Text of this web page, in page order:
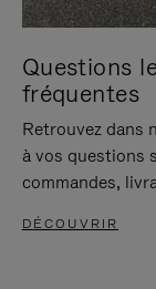
Questions
fréquentes
Retrouvez dans
à vos questions
commandes,
DÉCOUVRIR